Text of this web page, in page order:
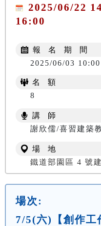
2025/06/22
16:00
報 名 期 間
2025/06/03
名 額
8
講 師
謝欣儒/喜習建築
場 地
鐵道部園區 4 號
場次:
7/5(六)【創作工